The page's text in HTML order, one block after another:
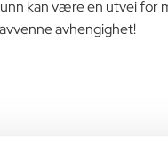
kan være en utvei
avhengighet!